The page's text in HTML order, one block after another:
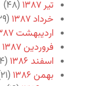
تیر ۱۳۸۷
(۴۸)
خرداد ۱۳۸۷
(۲۹)
اردیبهشت ۱۳۸۷
فروردین ۱۳۸۷
اسفند ۱۳۸۶
(۲۴)
بهمن ۱۳۸۶
(۲۱)